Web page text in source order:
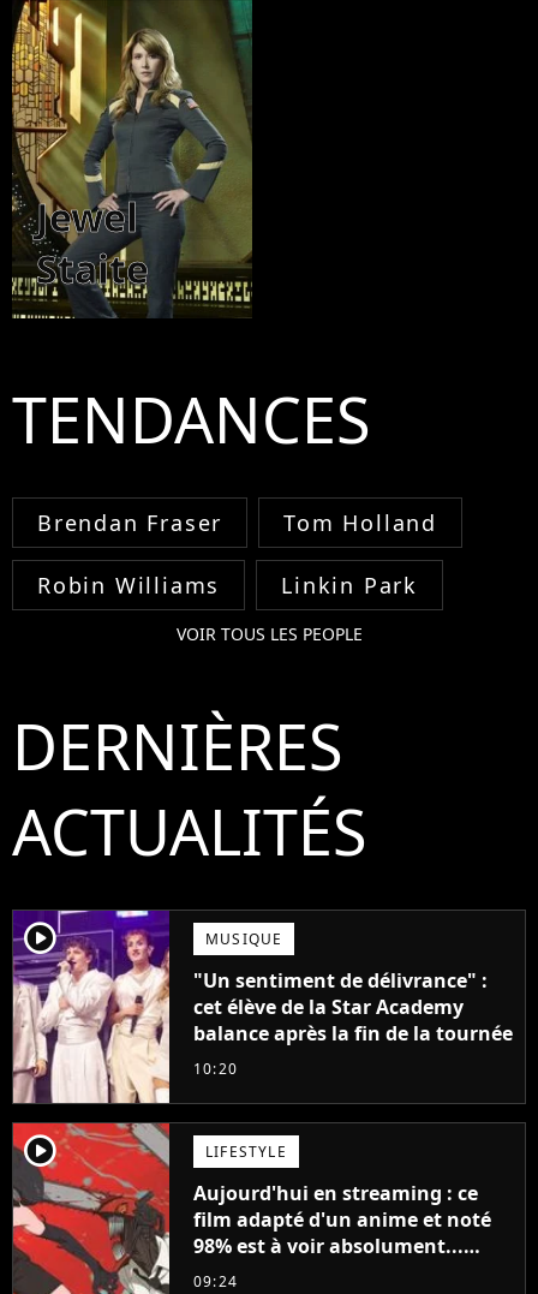
Jewel
Staite
TENDANCES
Brendan Fraser Tom Holland
Robin Williams Linkin Park
VOIR TOUS LES PEOPLE
DERNIÈRES
ACTUALITÉS
player2 MUSIQUE
"Un sentiment de délivrance" :
cet élève de la Star Academy
balance après la fin de la tournée
10:20
player2 LIFESTYLE
Aujourd'hui en streaming : ce
film adapté d'un anime et noté
98% est à voir absolument...
sinon vous ne comprendrez plus
09:24